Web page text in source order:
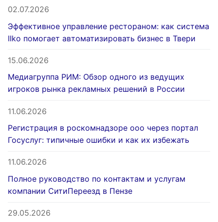
02.07.2026
Эффективное управление рестораном: как система
IIko помогает автоматизировать бизнес в Твери
15.06.2026
Медиагруппа РИМ: Обзор одного из ведущих
игроков рынка рекламных решений в России
11.06.2026
Регистрация в роскомнадзоре ооо через портал
Госуслуг: типичные ошибки и как их избежать
11.06.2026
Полное руководство по контактам и услугам
компании СитиПереезд в Пензе
29.05.2026